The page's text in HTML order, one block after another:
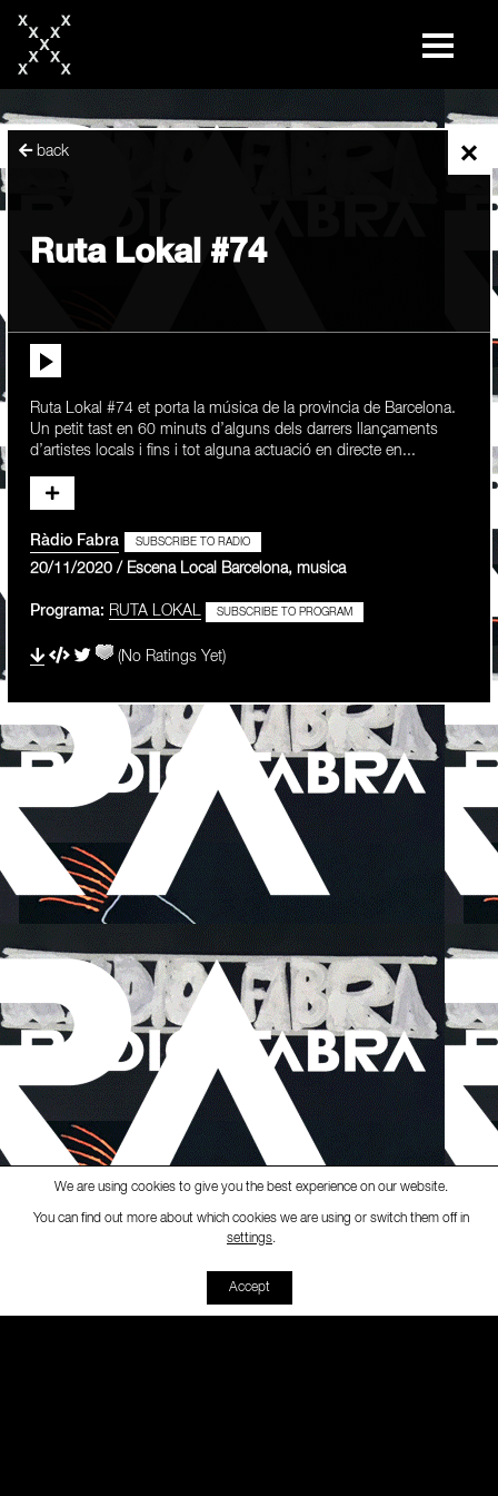
content
×
back
Ruta Lokal #74
Ruta Lokal #74 et porta la música de la provincia de Barcelona.
Un petit tast en 60 minuts d’alguns dels darrers llançaments
d’artistes locals i fins i tot alguna actuació en directe en...
Ràdio Fabra SUBSCRIBE TO RADIO
20/11/2020 / Escena Local Barcelona, musica
Programa: RUTA LOKAL SUBSCRIBE TO PROGRAM
(No Ratings Yet)
Ràdio Fabra - [RUTA
We are using cookies to give you the best experience on our website.
You can find out more about which cookies we are using or switch them off in
settings.
Accept